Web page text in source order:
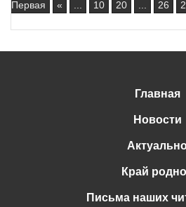
Первая « 10 20 26
Главная
Новости
Край
Письма наших